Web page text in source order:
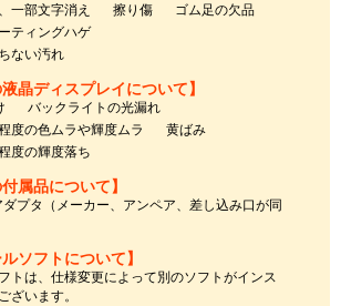
一部文字消え
擦り傷
ゴム足の欠品
ティングハゲ
ない汚れ
晶ディスプレイについて】
バックライトの光漏れ
度の色ムラや輝度ムラ
黄ばみ
度の輝度落ち
属品について】
プタ（メーカー、アンペア、差し込み口が同
ソフトについて】
トは、仕様変更によって別のソフトがインス
ざいます。